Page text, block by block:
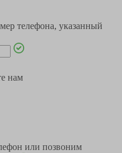
телефона, указанный
нам
или позвоним